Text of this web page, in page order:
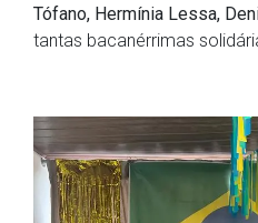
Tófano, Hermínia Lessa,
tantas bacanérrimas